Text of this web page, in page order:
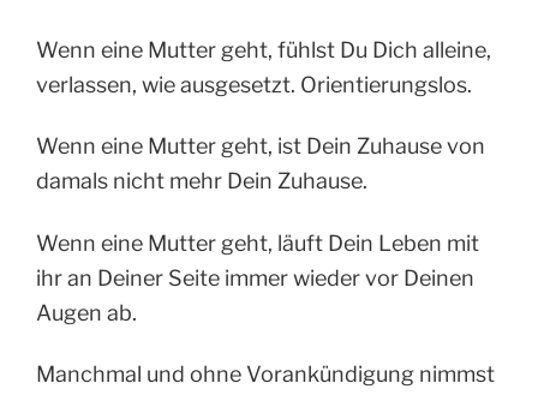
Wenn eine Mutter geht, fühlst Du Dich alleine,
verlassen, wie ausgesetzt. Orientierungslos.
Wenn eine Mutter geht, ist Dein Zuhause von
damals nicht mehr Dein Zuhause.
Wenn eine Mutter geht, läuft Dein Leben mit
ihr an Deiner Seite immer wieder vor Deinen
Augen ab.
Manchmal und ohne Vorankündigung nimmst